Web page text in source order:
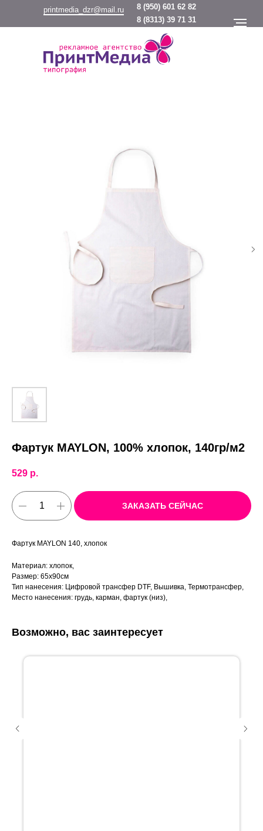
8 (950) 601 62 82
printmedia_dzr@mail.ru
8 (8313) 39 71 31
Фартук MAYLON, 100% хлопок, 140гр/м2
529 р.
ЗАКАЗАТЬ СЕЙЧАС
Фартук MAYLON 140, хлопок
Материал: хлопок,
Размер: 65x90см
Тип нанесения: Цифровой трансфер DTF, Вышивка, Термотрансфер,
Место нанесения: грудь, карман, фартук (низ),
Возможно, вас заинтересует